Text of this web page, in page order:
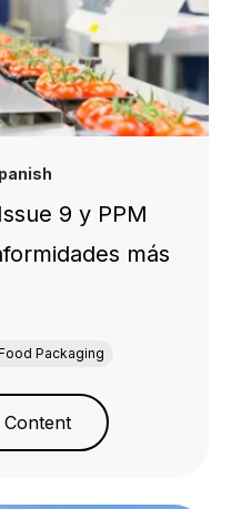
9 y PPM
más
Packaging